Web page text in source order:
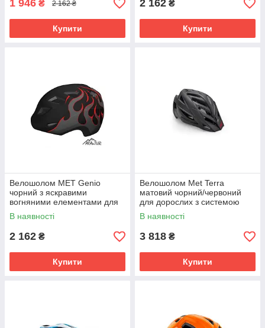
1 946 ₴ 2 162 ₴
Купити
2 162 ₴
Купити
Велошолом MET Genio
чорний з яскравими
вогняними елементами для
дітей 5-9 років, розмір 52-57
см, захист і комфорт.
В наявності
2 162 ₴
Купити
Велошолом Met Terra
матовий чорний/червоний
для дорослих з системою
Safe-T Advanced та
вентиляцією
В наявності
3 818 ₴
Купити